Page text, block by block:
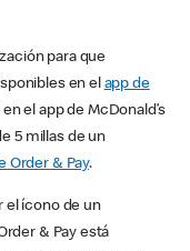
para que
en el app de
el app de McDonald’s
5 millas de un
Order & Pay.
el ícono de un
& Pay está